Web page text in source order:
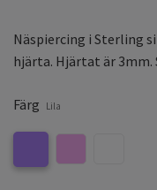
Näspiercing i Sterling
hjärta. Hjärtat är 3mm.
Färg Lila